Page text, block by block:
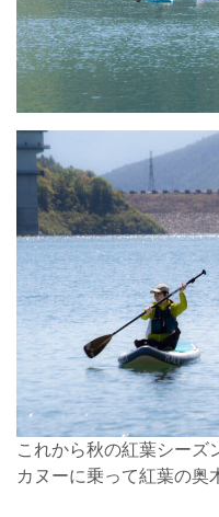
これから秋の紅葉シーズ
カヌーに乗って紅葉の奥